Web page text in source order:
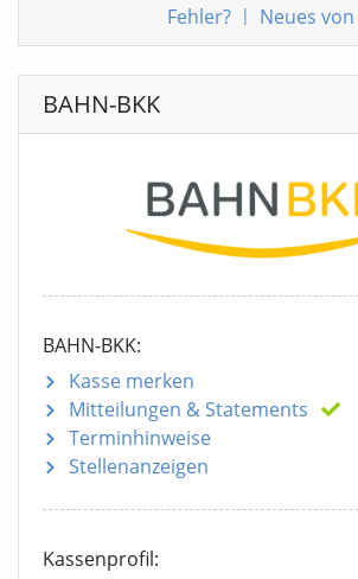
Fehler? | Neues
BAHN-BKK
BAHN-BKK:
Kasse merken
Mitteilungen & Statements
Terminhinweise
Stellenanzeigen
Kassenprofil: